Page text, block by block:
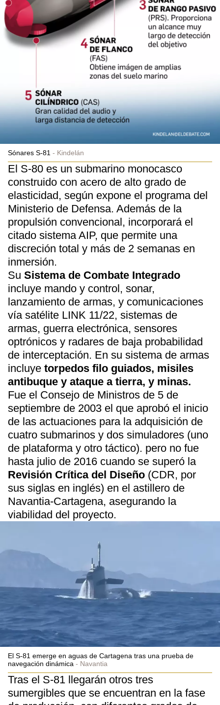
Sónares S-81 Kindelán
El S-80 es un submarino monocasco
construido con acero de alto grado de
elasticidad, según expone el programa del
Ministerio de Defensa. Además de la
propulsión convencional, incorporará el
citado sistema AIP, que permite una
discreción total y más de 2 semanas en
inmersión.
Su Sistema de Combate Integrado
incluye mando y control, sonar,
lanzamiento de armas, y comunicaciones
vía satélite LINK 11/22, sistemas de
armas, guerra electrónica, sensores
optrónicos y radares de baja probabilidad
de interceptación. En su sistema de armas
incluye torpedos filo guiados, misiles
antibuque y ataque a tierra, y minas.
Fue el Consejo de Ministros de 5 de
septiembre de 2003 el que aprobó el inicio
de las actuaciones para la adquisición de
cuatro submarinos y dos simuladores (uno
de plataforma y otro táctico). pero no fue
hasta julio de 2016 cuando se superó la
Revisión Crítica del Diseño (CDR, por
sus siglas en inglés) en el astillero de
Navantia-Cartagena, asegurando la
viabilidad del proyecto.
El S-81 emerge en aguas de Cartagena tras una prueba de
navegación dinámica
Navantia
Tras el S-81 llegarán otros tres
sumergibles que se encuentran en la fase